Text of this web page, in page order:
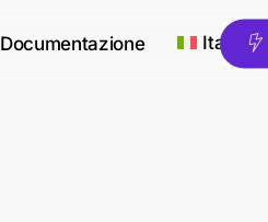
Documentazione Italiano